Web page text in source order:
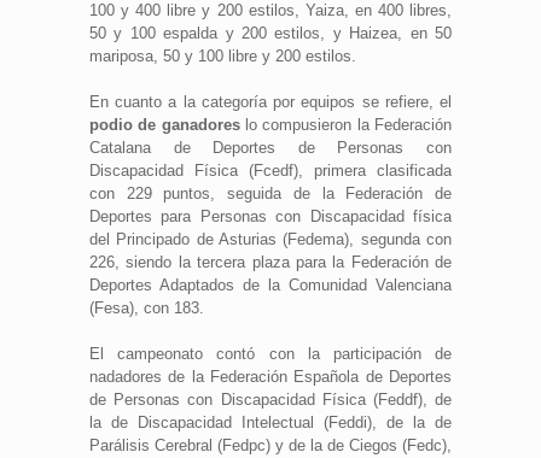
100 y 400 libre y 200 estilos, Yaiza, en 400 libres,
50 y 100 espalda y 200 estilos, y Haizea, en 50
mariposa, 50 y 100 libre y 200 estilos.
En cuanto a la categoría por equipos se refiere, el
podio de ganadoreslo compusieron la Federación
Catalana de Deportes de Personas con
Discapacidad Física (Fcedf), primera clasificada
con 229 puntos, seguida de la Federación de
Deportes para Personas con Discapacidad física
del Principado de Asturias (Fedema), segunda con
226, siendo la tercera plaza para la Federación de
Deportes Adaptados de la Comunidad Valenciana
(Fesa), con 183.
El campeonato contó con la participación de
nadadores de la Federación Española de Deportes
de Personas con Discapacidad Física (Feddf), de
la de Discapacidad Intelectual (Feddi), de la de
Parálisis Cerebral (Fedpc) y de la de Ciegos (Fedc),